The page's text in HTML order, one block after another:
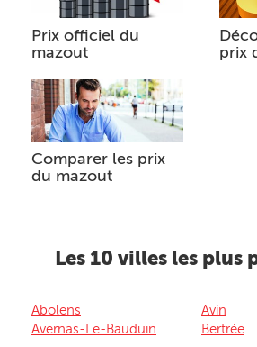
Prix officiel du
mazout
prix
Comparer les prix
du mazout
Les 10 villes les plus
Abolens
Avernas-Le-Bauduin
Avin
Bertrée